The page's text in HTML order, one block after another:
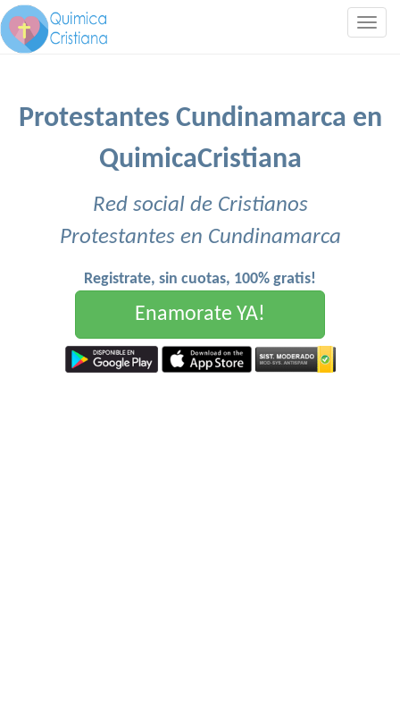
Protestantes Cundinamarca en
QuimicaCristiana
Red social de Cristianos
Protestantes en Cundinamarca
Registrate, sin cuotas, 100% gratis!
Enamorate YA!